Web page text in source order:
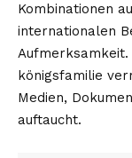
Kombinationen
internationalen
königsfamilie
Medien,
auftaucht.